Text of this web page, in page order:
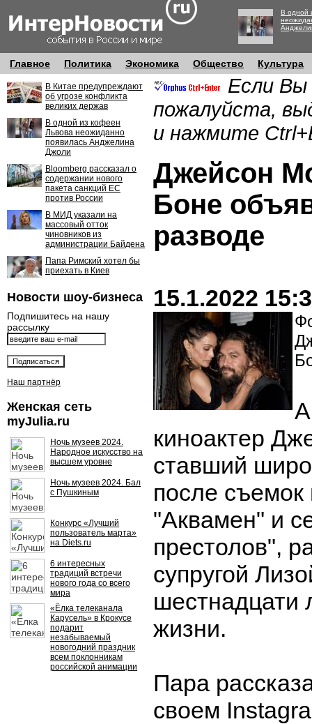
В одной
Главное Политика Экономика Общество Культура
В Китае предупреждают
об угрозе конфликта
великих держав
В одной из кофеен
Львова неожиданно
появилась Анджелина
Джоли
Bloomberg рассказал о
содержании нового
пакета санкций ЕС
против России
В МИД указали на
массовый отток
чиновников из
администрации Байдена
Папа Римский хотел бы
приехать в Киев
Новости шоу-бизнеса
Подпишитесь на нашу
рассылку
Наш партнёр
Женская сеть
myJulia.ru
Ночь музеев 2024.
Народное искусство на
высшем уровне
Ночь музеев 2024. Бал
с Пушкиным
Конкурс «Лучший
пользователь марта»
на Diets.ru
6 интересных
традиций встречи
нового года со всего
мира
«Ёлка телеканала
Карусель» в Крокусе
подарит
незабываемый
новогодний праздник
всем поклонникам
российской анимации
Если Вы
пожалуйста,
и нажмите
Джейсон
Боне
разводе
15.1.2022
киноактер
ставший
после
"Аквамен" и
престолов",
супругой
шестнадцати
жизни.
Пара
своем